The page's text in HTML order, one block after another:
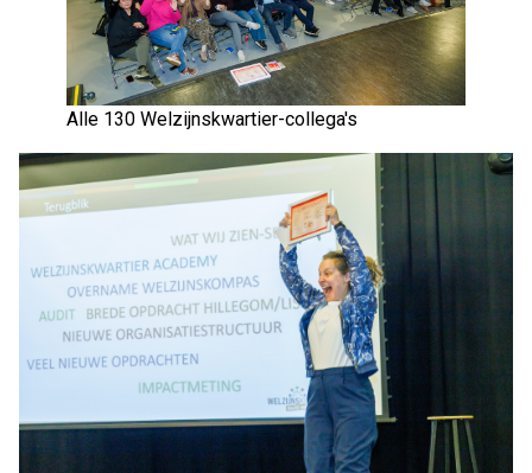
Alle 130 Welzijnskwartier-collega's